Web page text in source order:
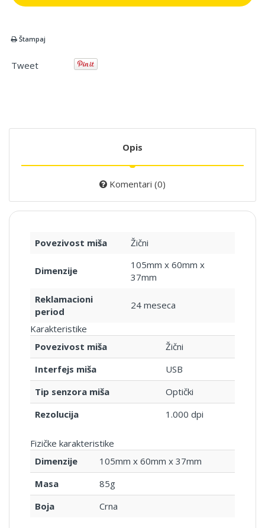
Štampaj
Tweet
Opis
Komentari (0)
Povezivost miša Žični
Dimenzije
105mm x 60mm x
37mm
Reklamacioni
period
24 meseca
Karakteristike
Povezivost miša
Žični
Interfejs miša
USB
Tip senzora miša
Optički
Rezolucija
1.000 dpi
Fizičke karakteristike
Dimenzije
105mm x 60mm x 37mm
Masa
85g
Boja
Crna